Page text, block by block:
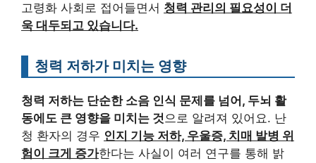
고령화 사회로 접어들면서 청력 관리의 필요성이 더
욱 대두되고 있습니다.
청력 저하가 미치는 영향
청력 저하는 단순한 소음 인식 문제를 넘어, 두뇌 활
동에도 큰 영향을 미치는 것으로 알려져 있어요. 난
청 환자의 경우 인지 기능 저하, 우울증, 치매 발병 위
험이 크게 증가한다는 사실이 여러 연구를 통해 밝